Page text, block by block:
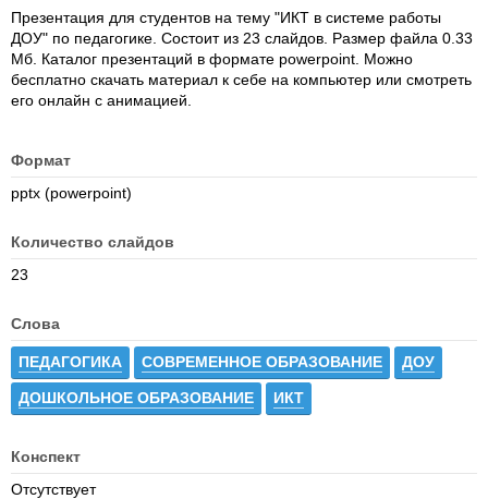
Презентация для студентов на тему "ИКТ в системе работы
ДОУ" по педагогике. Состоит из 23 слайдов. Размер файла 0.33
Мб. Каталог презентаций в формате powerpoint. Можно
бесплатно скачать материал к себе на компьютер или смотреть
его онлайн с анимацией.
Формат
pptx (powerpoint)
Количество слайдов
23
Слова
ПЕДАГОГИКА СОВРЕМЕННОЕ ОБРАЗОВАНИЕ ДОУ
ДОШКОЛЬНОЕ ОБРАЗОВАНИЕ ИКТ
Конспект
Отсутствует